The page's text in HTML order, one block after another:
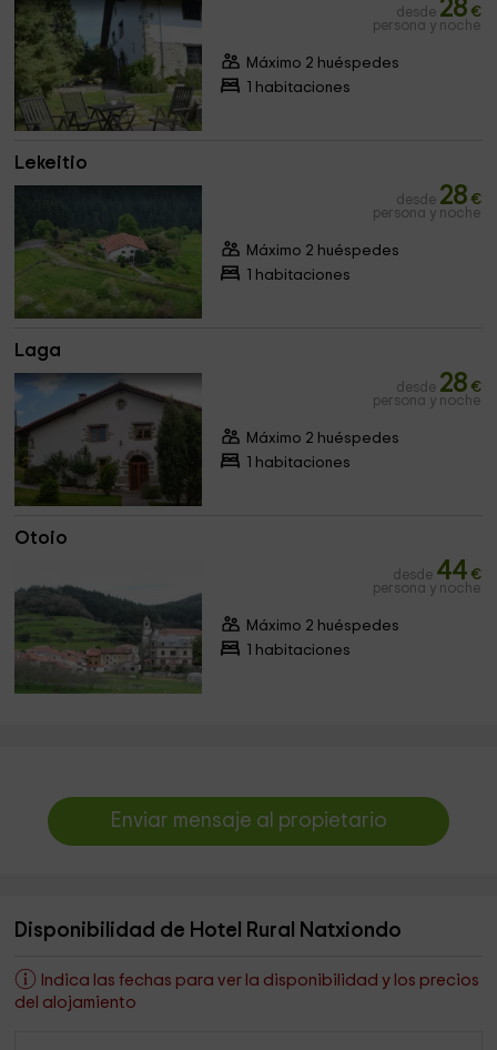
desde 28 €
persona y noche
Máximo 2 huéspedes
1 habitaciones
Lekeitio
desde 28 €
persona y noche
Máximo 2 huéspedes
1 habitaciones
Laga
desde 28 €
persona y noche
Máximo 2 huéspedes
1 habitaciones
Otoio
desde 44 €
persona y noche
Máximo 2 huéspedes
1 habitaciones
Enviar mensaje al propietario
Disponibilidad de Hotel Rural Natxiondo
Indica las fechas para ver la disponibilidad y los precios
del alojamiento